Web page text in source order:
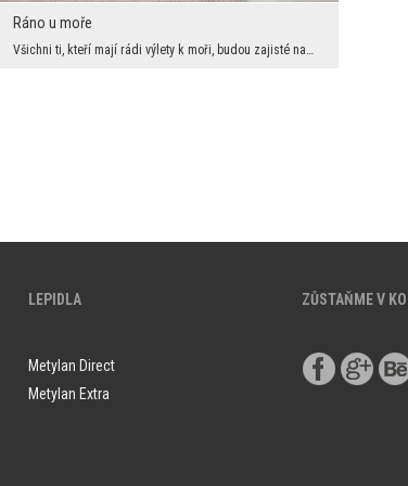
Ráno u moře
Všichni ti, kteří mají rádi výlety k moři, budou zajisté nadšeni tímto úžasným modelem. Fototapet...
LEPIDLA
Metylan Direct
Metylan Extra
ZŮSTAŇME V